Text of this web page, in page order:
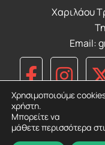
Χαριλάου
Email:
ΠΑΣΟΚ - ΚΙΝΗΜΑ
Χρησιμοποιούμε
χρήστη.
Μπορείτε να
μάθετε περισσότερα